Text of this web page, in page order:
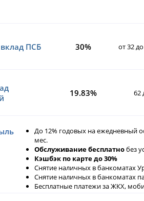
ПСБ 30% от 32
19.83% 62
До 12% годовых на ежедневный
мес.
Обслуживание бесплатнобез
Кэшбэк по карте до 30%
Снятие наличных в банкоматах
Снятие наличных в банкоматах
Бесплатные платежи за ЖКХ,